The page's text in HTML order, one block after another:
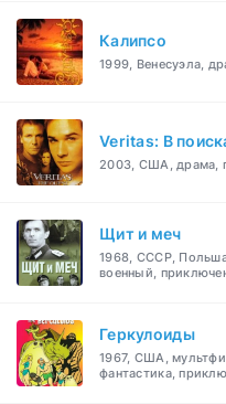
Калипсо
1999, Венесуэла,
Veritas: В
2003, США, драма,
Щит и меч
1968, СССР,
военный,
Геркулоиды
1967, США,
фантастика,